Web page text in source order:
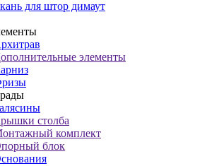
для штор димаут
элементы
столба
комплект
блок